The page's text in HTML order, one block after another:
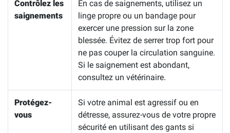
Contrôlez les
saignements
En cas de saignements, utilisez un
linge propre ou un bandage pour
exercer une pression sur la zone
blessée. Évitez de serrer trop fort pour
ne pas couper la circulation sanguine.
Si le saignement est abondant,
consultez un vétérinaire.
Protégez-
vous
Si votre animal est agressif ou en
détresse, assurez-vous de votre propre
sécurité en utilisant des gants si